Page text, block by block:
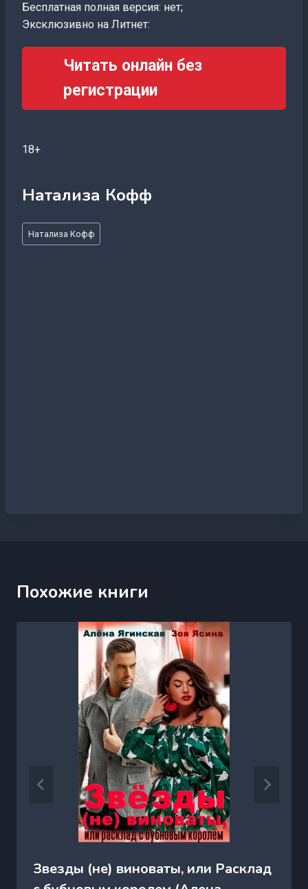
Бесплатная полная версия: нет;
Эксклюзивно на Литнет:
Читать онлайн без
регистрации
18+
Натализа Кофф
Метки
записи:
Натализа Кофф
Похожие книги
Звезды (не) виноваты, или Расклад